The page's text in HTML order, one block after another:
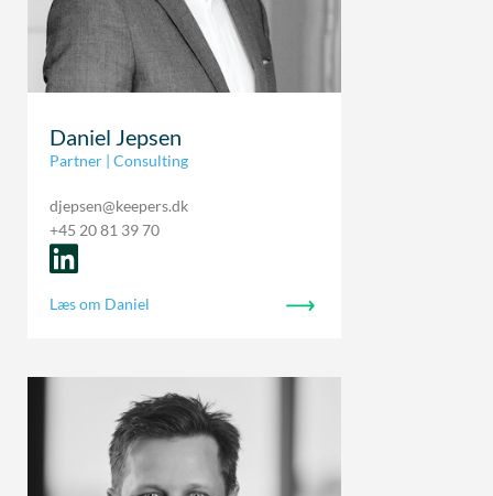
Daniel Jepsen
Partner | Consulting
djepsen@keepers.dk
+45 20 81 39 70
Læs om Daniel